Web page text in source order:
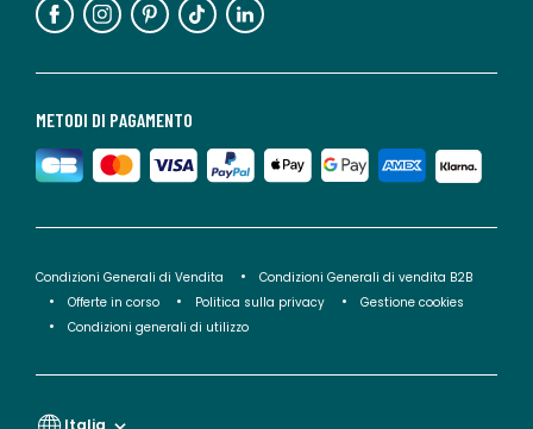
METODI DI PAGAMENTO
Condizioni Generali di Vendita
Condizioni Generali di vendita B2B
Offerte in corso
Politica sulla privacy
Gestione cookies
Condizioni generali di utilizzo